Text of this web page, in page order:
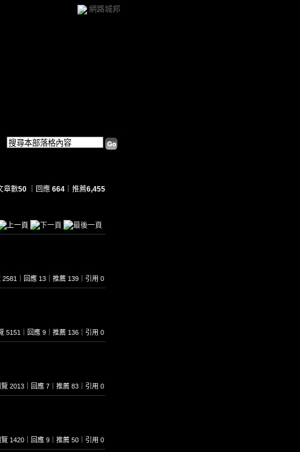
網路城邦
章數50 ｜回應 664 ｜推薦6,455
｜回應 13｜推薦 139｜引用 0
5151｜回應 9｜推薦 136｜引用 0
2013｜回應 7｜推薦 83｜引用 0
1420｜回應 9｜推薦 50｜引用 0